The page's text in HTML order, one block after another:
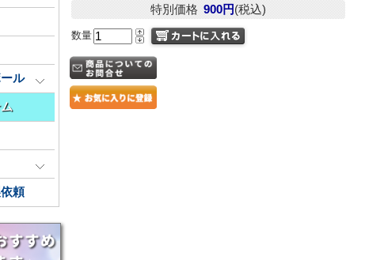
ル
頼
特別価格 900円(税込)
数量